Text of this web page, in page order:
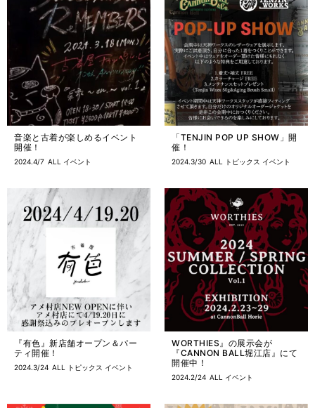
音楽と古着が楽しめるイベント
開催！
2024.4/7 ALL イベント
「TENJIN POP UP SHOW」開
催！
2024.3/30 ALL トピックス イベント
『有色』新店舗オープン＆パー
ティ開催！
2024.3/24 ALL トピックス イベント
WORTHIES』の展示会が
『CANNON BALL堀江店』にて
開催中！
2024.2/24 ALL イベント